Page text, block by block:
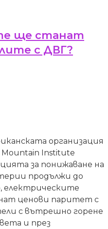
ще станат
с ДВГ?
организация
Mountain Institute
за понижаване на
продължи до
електрическите
ценови паритет с
с вътрешно горене
и през